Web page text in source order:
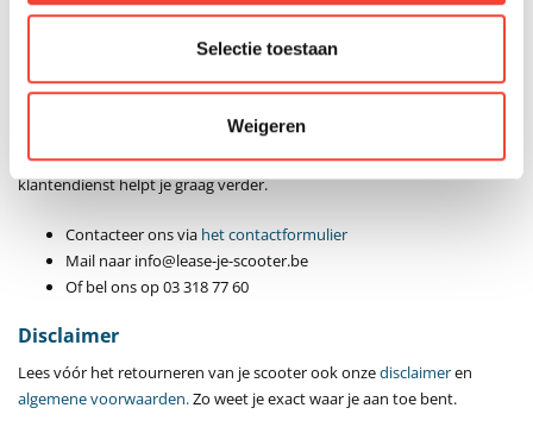
Selectie toestaan
Weigeren
Bij aankoop op afbetaling: we nemen persoonlijk contact met je op om
de verdere afhandeling te bespreken. Dit gebeurt steeds volgens de
Heb je vragen over het retourneren of wil je persoonlijk advies? Onze
klantendienst helpt je graag verder.
Contacteer ons via het contactformulier
Mail naar info@lease-je-scooter.be
Of bel ons op 03 318 77 60
Disclaimer
Lees vóór het retourneren van je scooter ook onzedisclaimeren
algemene voorwaarden.Zo weet je exact waar je aan toe bent.